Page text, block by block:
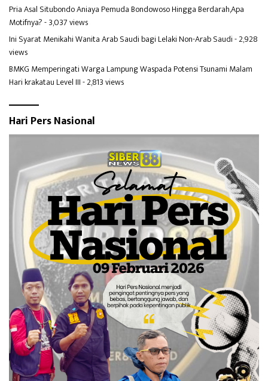
Pria Asal Situbondo Aniaya Pemuda Bondowoso Hingga Berdarah,Apa
Motifnya?- 3,037 views
Ini Syarat Menikahi Wanita Arab Saudi bagi Lelaki Non-Arab Saudi- 2,928
views
BMKG Memperingati Warga Lampung Waspada Potensi Tsunami Malam
Hari krakatau Level III- 2,813 views
Hari Pers Nasional